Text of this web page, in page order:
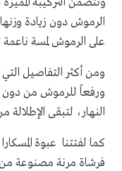
الرموش دون زيادة
على الرموش لمسة ناعمة
ومن أكثر التفاصيل التي
ورفعاً للرموش من دون
النهار، لتبقى
كما لفتتنا عبوة
فرشاة مرنة مصنوعة من